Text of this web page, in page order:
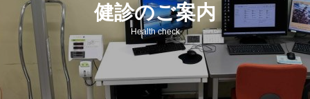
健診のご案内
Health check